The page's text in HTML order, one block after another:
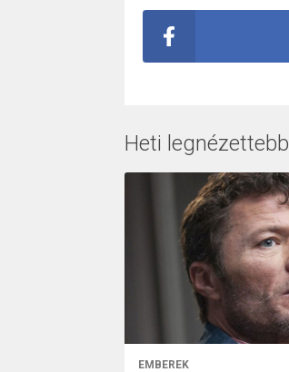
Heti legnézettebb
EMBEREK